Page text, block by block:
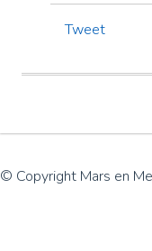
Tweet
© Copyright Mars en